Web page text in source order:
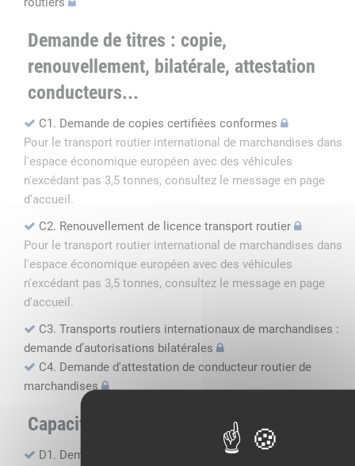
Demande de titres : copie,
renouvellement, bilatérale, attestation
conducteurs...
C1. Demande de copies certifiées conformes
Pour le transport routier international de marchandises dans
l'espace économique européen avec des véhicules
n'excédant pas 3,5 tonnes, consultez le message en page
d'accueil.
C2. Renouvellement de licence transport routier
Pour le transport routier international de marchandises dans
l'espace économique européen avec des véhicules
n'excédant pas 3,5 tonnes, consultez le message en page
d'accueil.
C3. Transports routiers internationaux de marchandises :
demande d’autorisations bilatérales
C4. Demande d'attestation de conducteur routier de
marchandises
Capacité professionnelle
D1. Demande d’attestation de capacité professionnelle